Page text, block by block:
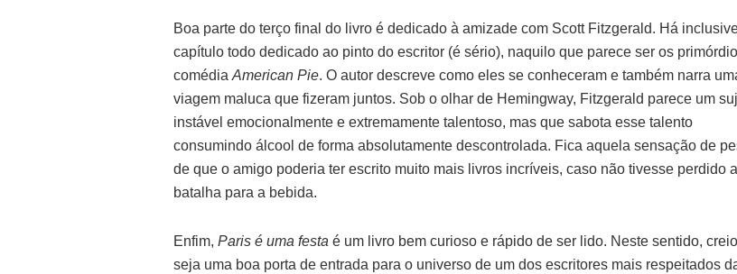
Boa parte do terço final do livro é dedicado à amizade com Scott Fitzgerald. Há
capítulo todo dedicado ao pinto do escritor (é sério), naquilo que parece ser os
comédia American Pie. O autor descreve como eles se conheceram e também narra
viagem maluca que fizeram juntos. Sob o olhar de Hemingway, Fitzgerald parece um
instável emocionalmente e extremamente talentoso, mas que sabota esse talento
consumindo álcool de forma absolutamente descontrolada. Fica aquela sensação de
de que o amigo poderia ter escrito muito mais livros incríveis, caso não tivesse perdido a
batalha para a bebida.
Enfim, Paris é uma festa é um livro bem curioso e rápido de ser lido. Neste sentido,
seja uma boa porta de entrada para o universo de um dos escritores mais respeitados